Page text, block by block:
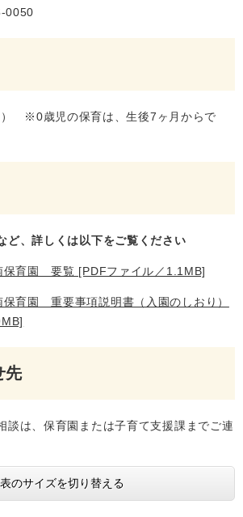
0050
） ※0歳児の保育は、生後7ヶ月からで
ど、詳しくは以下をご覧ください
育園 要覧 [PDFファイル／1.1MB]
育園 重要事項説明書（入園のしおり）
先
談は、保育園または子育て支援課までご連
表のサイズを切り替える